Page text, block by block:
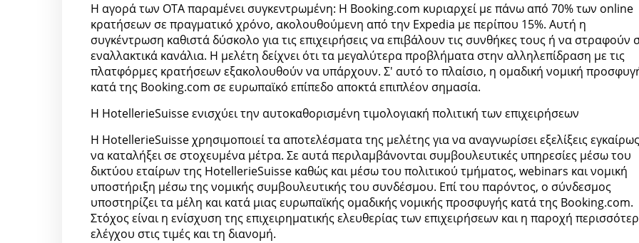
Η αγορά των OTA παραμένει συγκεντρωμένη: Η Booking.com κυριαρχεί με πάνω από 70% των online
κρατήσεων σε πραγματικό χρόνο, ακολουθούμενη από την Expedia με περίπου 15%. Αυτή η
συγκέντρωση καθιστά δύσκολο για τις επιχειρήσεις να επιβάλουν τις συνθήκες τους ή να στραφούν
εναλλακτικά κανάλια. Η μελέτη δείχνει ότι τα μεγαλύτερα προβλήματα στην αλληλεπίδραση με τις
πλατφόρμες κρατήσεων εξακολουθούν να υπάρχουν. Σ' αυτό το πλαίσιο, η ομαδική νομική
κατά της Booking.com σε ευρωπαϊκό επίπεδο αποκτά επιπλέον σημασία.
Η HotellerieSuisse ενισχύει την αυτοκαθορισμένη τιμολογιακή πολιτική των επιχειρήσεων
Η HotellerieSuisse χρησιμοποιεί τα αποτελέσματα της μελέτης για να αναγνωρίσει εξελίξεις
να καταλήξει σε στοχευμένα μέτρα. Σε αυτά περιλαμβάνονται συμβουλευτικές υπηρεσίες μέσω του
δικτύου εταίρων της HotellerieSuisse καθώς και μέσω του πολιτικού τμήματος, webinars και νομική
υποστήριξη μέσω της νομικής συμβουλευτικής του συνδέσμου. Επί του παρόντος, ο σύνδεσμος
υποστηρίζει τα μέλη και κατά μιας ευρωπαϊκής ομαδικής νομικής προσφυγής κατά της Booking.com.
Στόχος είναι η ενίσχυση της επιχειρηματικής ελευθερίας των επιχειρήσεων και η παροχή
ελέγχου στις τιμές και τη διανομή.